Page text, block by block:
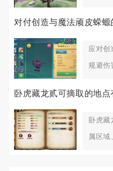
对付创造与魔法顽皮蝾螈
应对创
规避伤
血
卧虎藏龙贰可摘取的地点
卧虎藏
属区域